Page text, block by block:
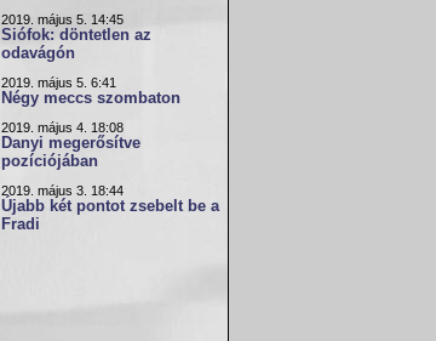
2019. május 5. 14:45
Siófok: döntetlen az
odavágón
2019. május 5. 6:41
Négy meccs szombaton
2019. május 4. 18:08
Danyi megerősítve
pozíciójában
2019. május 3. 18:44
Újabb két pontot zsebelt be a
Fradi